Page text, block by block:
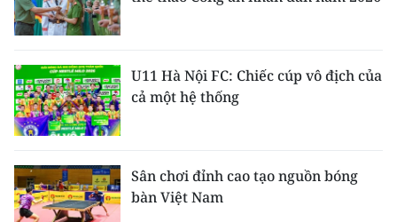
U11 Hà Nội FC: Chiếc cúp vô địch của
cả một hệ thống
Sân chơi đỉnh cao tạo nguồn bóng
bàn Việt Nam